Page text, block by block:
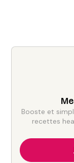
Booste et
recettes